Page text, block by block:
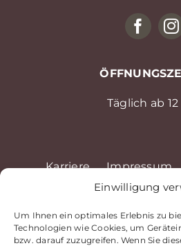
Einwilligung
Um Ihnen ein optimales Erlebnis zu
Technologien wie Cookies, um
bzw. darauf zuzugreifen. Wenn Sie
Täglich ab
Karriere Impressum
Allgemeine
Newsletter